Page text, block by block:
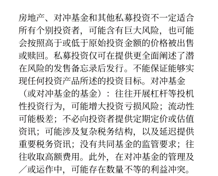
房地产、对冲基金和其他私募投资不一定适合
所有个别投资者，可能含有巨大风险，也可能
会按照高于或低于原始投资金额的价格被出售
或赎回。私募投资仅可在提供更全面阐述了潜
在风险的发售备忘录后发行。不能保证能够实
现任何投资产品所述的投资目标。对冲基金
（或对冲基金的基金）：往往开展杠杆等投机
性投资行为，可能增大投资亏损风险；流动性
可能极差；不必向投资者提供定期定价或估值
资讯；可能涉及复杂税务结构，以及延迟提供
重要税务资讯；没有共同基金的监管要求；往
往收取高额费用。此外，在对冲基金的管理及
／或运作中，可能存在数量不等的利益冲突。